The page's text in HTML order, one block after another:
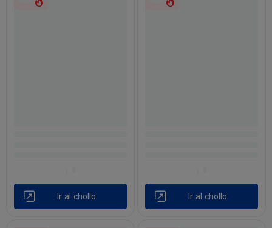
Ir al chollo Ir al chollo